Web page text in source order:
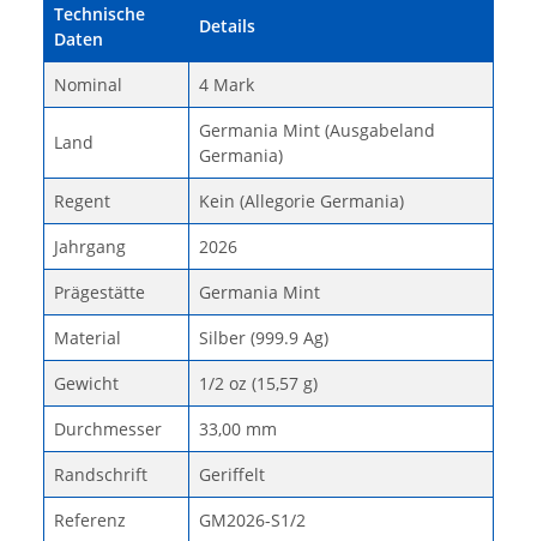
Technische
Daten
Details
Nominal 4 Mark
Land
Germania Mint (Ausgabeland
Germania)
Regent
Kein (Allegorie Germania)
Jahrgang
2026
Prägestätte
Germania Mint
Material
Silber (999.9 Ag)
Gewicht
1/2 oz (15,57 g)
Durchmesser
33,00 mm
Randschrift
Geriffelt
Referenz
GM2026-S1/2